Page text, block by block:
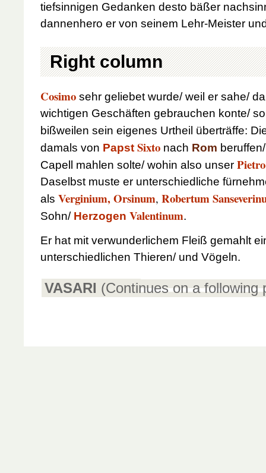
tiefsinnigen Gedanken desto bäßer
dannenhero er von seinem Lehr-Meister
Right column
Cosimo sehr geliebet wurde/ weil er sahe/
wichtigen Geschäften gebrauchen konte/
bißweilen sein eigenes Urtheil überträffe:
damals von Papst Sixto nach Rom
Capell mahlen solte/ wohin also unser Pietro
Daselbst muste er unterschiedliche
als Verginium, Orsinum, Robertum
Sohn/ Herzogen Valentinum.
Er hat mit verwunderlichem Fleiß gemahlt
unterschiedlichen Thieren/ und Vögeln.
VASARI (Continues on a following